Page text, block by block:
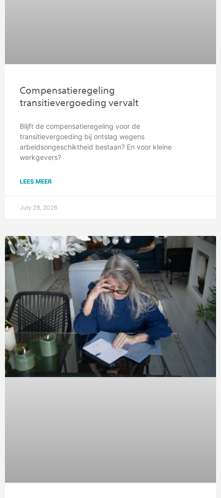
Compensatieregeling
transitievergoeding vervalt
Blijft de compensatieregeling voor de
transitievergoeding bij ontslag wegens
arbeidsongeschiktheid bestaan? En voor kleine
werkgevers?
LEES MEER
July 28, 2026